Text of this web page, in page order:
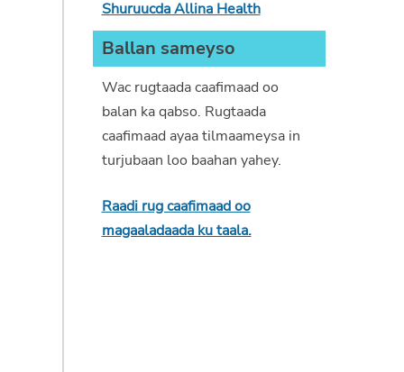
Shuruucda Allina Health
Ballan sameyso
Wac rugtaada caafimaad oo
balan ka qabso. Rugtaada
caafimaad ayaa tilmaameysa in
turjubaan loo baahan yahey.
Raadi rug caafimaad oo
magaaladaada ku taala.